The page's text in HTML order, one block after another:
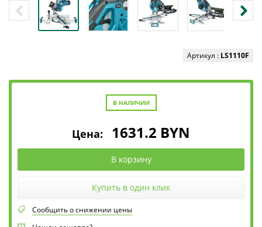
Артикул : LS1110F
В НАЛИЧИИ
Цена: 1631.2 BYN
В корзину
Купить в один клик
Сообщить о снижении цены